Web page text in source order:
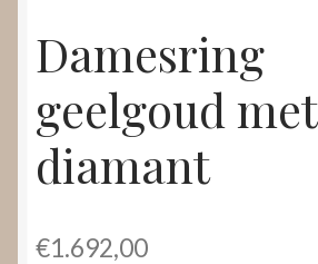
Damesring
geelgoud met
diamant
€1.692,00